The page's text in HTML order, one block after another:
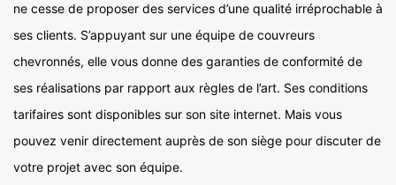
ne cesse de proposer des services d’une qualité irréprochable à
ses clients. S’appuyant sur une équipe de couvreurs
chevronnés, elle vous donne des garanties de conformité de
ses réalisations par rapport aux règles de l’art. Ses conditions
tarifaires sont disponibles sur son site internet. Mais vous
pouvez venir directement auprès de son siège pour discuter de
votre projet avec son équipe.